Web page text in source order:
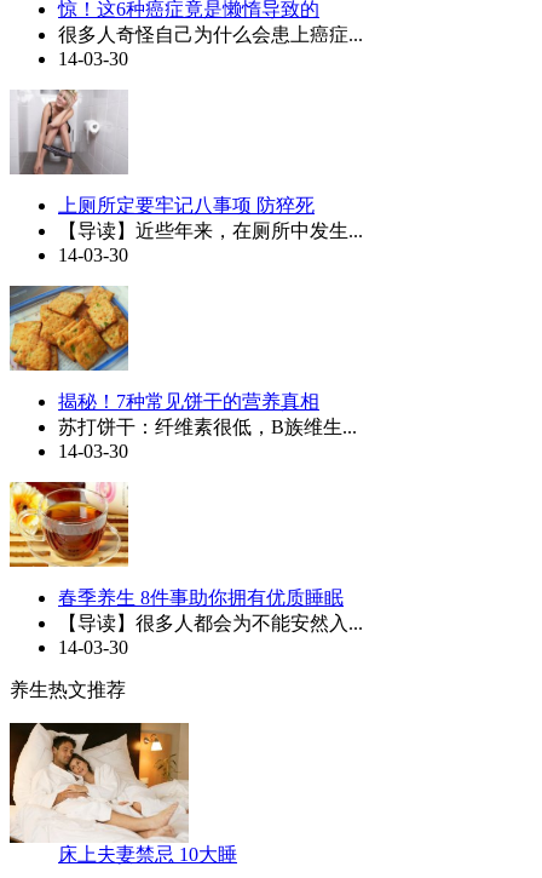
惊！这6种癌症竟是懒惰导致的
很多人奇怪自己为什么会患上癌症...
14-03-30
上厕所定要牢记八事项 防猝死
【导读】近些年来，在厕所中发生...
14-03-30
揭秘！7种常见饼干的营养真相
苏打饼干：纤维素很低，B族维生...
14-03-30
春季养生 8件事助你拥有优质睡眠
【导读】很多人都会为不能安然入...
14-03-30
养生热文推荐
床上夫妻禁忌 10大睡